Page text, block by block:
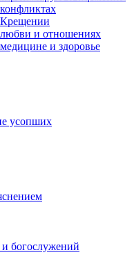
и отношениях
и здоровье
усопших
богослужений